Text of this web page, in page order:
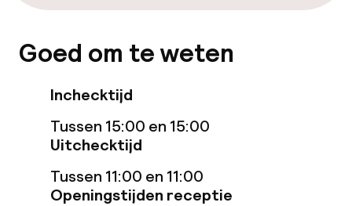
Faciliteiten en diensten voor kinderen
Speeltuin
Schoonmaakvoorzieningen
Goed om te weten
Inchecktijd
Tussen 15:00 en 15:00
Uitchecktijd
Tussen 11:00 en 11:00
Openingstijden receptie